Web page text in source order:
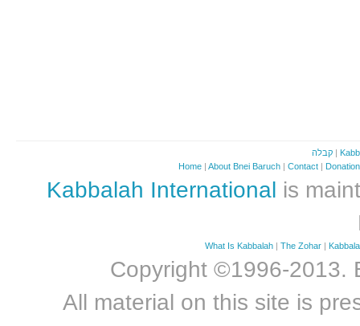
קבלה
Home
About Bnei Baruch Contact
Kabbalah International is
What Is Kabbalah |The Zohar
Copyright ©1996-2013.
All material on this site is